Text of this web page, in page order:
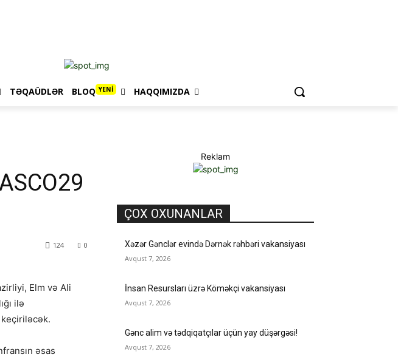
TƏQAÜDLƏR BLOQ YENİ HAQQIMIZDA
0
124
Elm və Ali
ilə
keçiriləcək.
əsas
Reklam
ÇOX OXUNANLAR
Xəzər Gənclər evində Dərnək rəhbəri vakansiyası
Avqust 7, 2026
İnsan Resursları üzrə Köməkçi vakansiyası
Avqust 7, 2026
Gənc alim və tədqiqatçılar üçün yay düşərgəsi!
Avqust 7, 2026